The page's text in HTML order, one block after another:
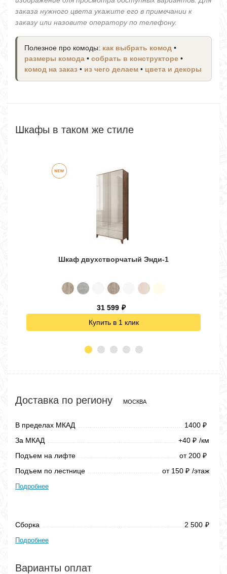
заказа нужного цвета укажите его в примечании к
заказу или назовите оператору по телефону.
Полезное про комоды: как выбрать комод •
размеры комода • собрать в конструкторе •
комод на заказ • из чего делаем • цвета и декоры
Шкафы в таком же стиле
Шкаф двухстворчатый Энди-1
31 599 ₽
Купить в 1 клик
Доставка по региону МОСКВА
В пределах МКАД 1400 ₽
За МКАД +40 ₽ /км
Подъем на лифте
от 200 ₽
Подъем по лестнице от 150 ₽ /этаж
Подробнее
Сборка 2 500 ₽
Подробнее
Варианты оплат